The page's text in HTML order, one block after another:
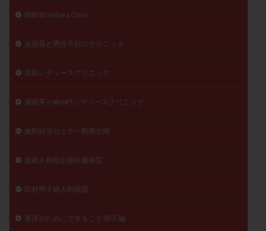
桂駅前 Mihara Clinic
泌尿器と男性不妊のクリニック
浅田レディースクリニック
湘南茅ヶ崎ARTレディースクリニック
無料妊活セミナー動画公開
産婦人科舘出張佐藤病院
田村秀子婦人科医院
着床のためにできること 卵子編